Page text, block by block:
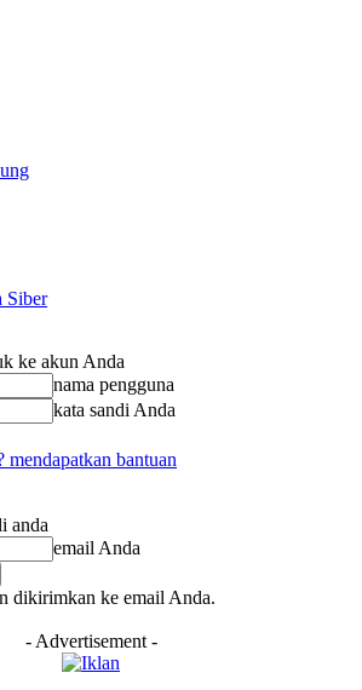
Siber
ke akun Anda
nama pengguna
kata sandi Anda
mendapatkan bantuan
anda
email Anda
dikirimkan ke email Anda.
- Advertisement -